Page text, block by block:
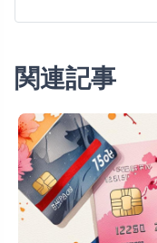
関連記事